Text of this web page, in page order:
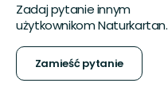
Zadaj pytanie innym
użytkownikom Naturkartan.
Zamieść pytanie